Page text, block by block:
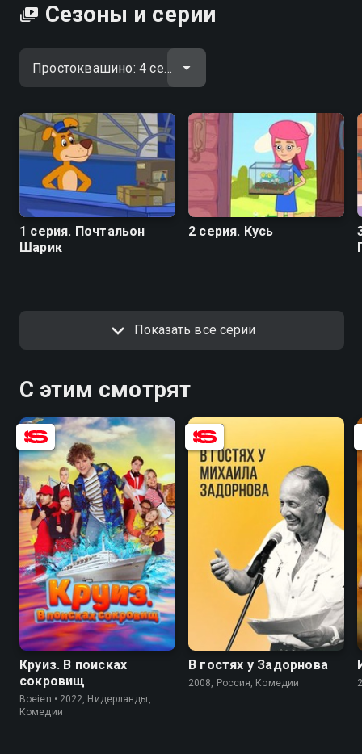
Сезоны и серии
1 серия. Почтальон
Шарик
2 серия. Кусь
Показать все серии
С этим смотрят
7.3 4.3
Круиз. В поисках
сокровищ
Boeien • 2022, Нидерланды,
Комедии
В гостях у Задорнова
2008, Россия, Комедии